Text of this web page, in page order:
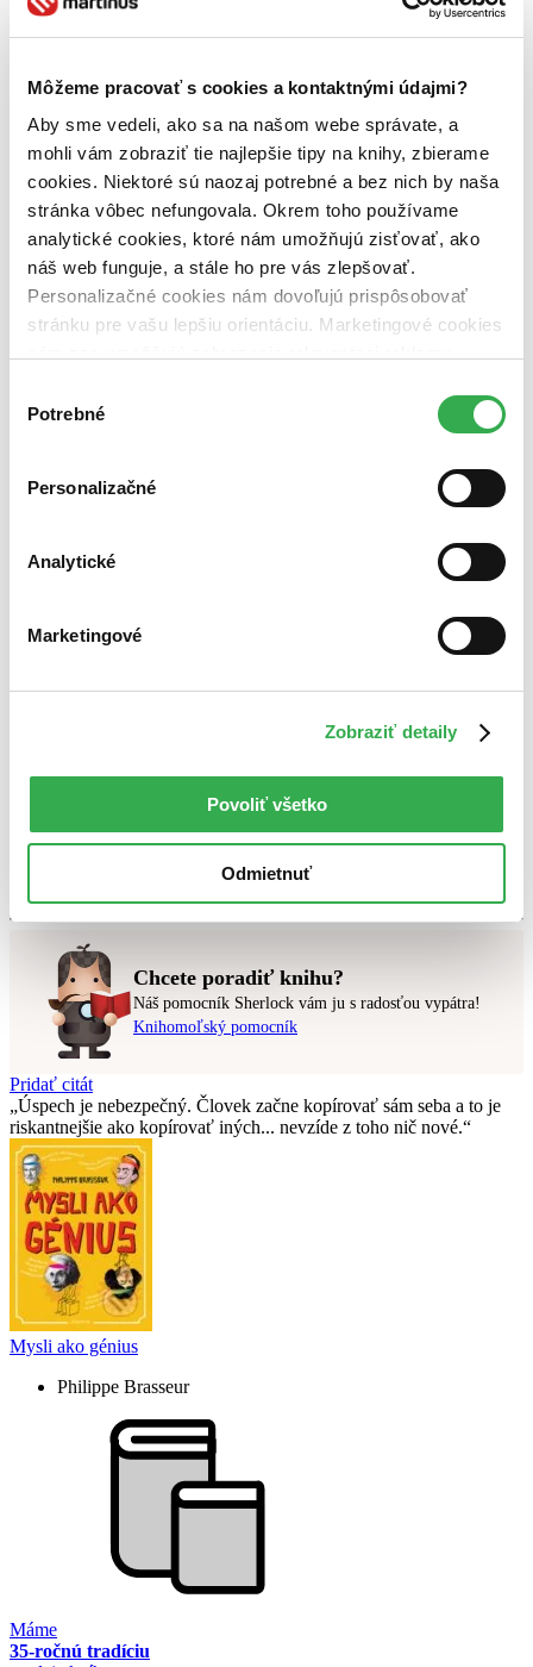
Môžeme pracovať s cookies a kontaktnými údajmi?
Aby sme vedeli, ako sa na našom webe správate, a
mohli vám zobraziť tie najlepšie tipy na knihy, zbierame
cookies. Niektoré sú naozaj potrebné a bez nich by naša
stránka vôbec nefungovala. Okrem toho používame
analytické cookies, ktoré nám umožňujú zisťovať, ako
náš web funguje, a stále ho pre vás zlepšovať.
Personalizačné cookies nám dovoľujú prispôsobovať
stránku pre vašu lepšiu orientáciu. Marketingové cookies
nám pomohlo, keby sme mohli používať všetky tieto
súhlasu
Potrebné
Personalizačné
Analytické
Marketingové
Zobraziť detaily
Povoliť všetko
Odmietnuť
Zobraziť iba
novinky (0 titulov)novinky
na centrálnom sklade (0 titulov)na centrálnom sklade
predpredaj (0 titulov)predpredaj
pripravujeme (0 titulov) pripravujeme
dostupná (bez vypredaných) (0 titulov)dostupná (bez
vypredaných)
Nové / čítané
nová (0 titulov)nová
čítaná (0 titulov)čítaná
čítané verzie vypredaných kníh (0 titulov)
čítané verzie
Zúžiť výber
Bestsellery
Zrušiť filtre
vyhovujúci zadaným podmienkam.
Skúste prosím zmeniť vyhľadávaný výraz.
Chcete poradiť knihu?
Náš pomocník Sherlock vám ju s radosťou vypátra!
Knihomoľský pomocník
Pridať citát
Úspech je nebezpečný. Človek začne kopírovať sám seba a to je
riskantnejšie ako kopírovať iných... nevzíde z toho nič nové.
Mysli ako génius
Philippe Brasseur
Máme
35-ročnú tradíciu